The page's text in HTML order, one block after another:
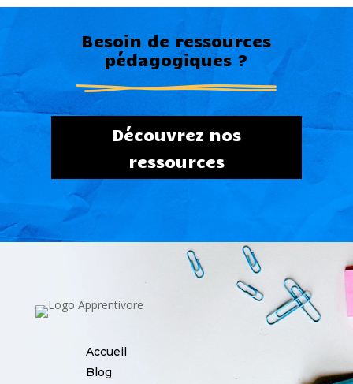
Besoin de ressources
pédagogiques ?
Découvrez nos
ressources
Accueil
Blog